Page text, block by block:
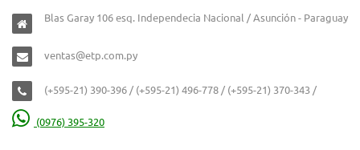
Blas Garay 106 esq. Independecia Nacional / Asunción - Paraguay
ventas@etp.com.py
(+595-21) 390-396 / (+595-21) 496-778 / (+595-21) 370-343 /
(0976) 395-320